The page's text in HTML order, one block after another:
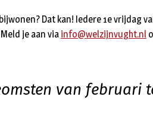
Dat kan! Iedere 1e vrijdag
je aan via info@welzijnvught.nl
van februari